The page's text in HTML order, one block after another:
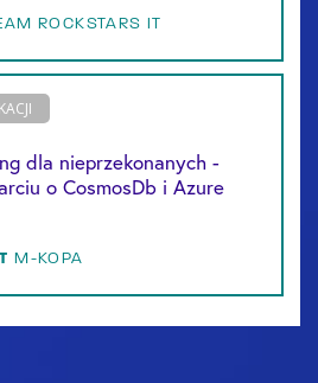
ROCKSTARS IT
dla nieprzekonanych -
o CosmosDb i Azure
M-KOPA